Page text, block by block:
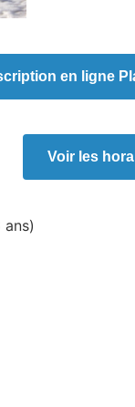
en ligne
Voir les